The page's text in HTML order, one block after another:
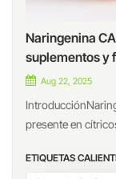
Naringenina
suplementos y
Aug 22, 2025
presente en
bioactivas, la
ETIQUETAS